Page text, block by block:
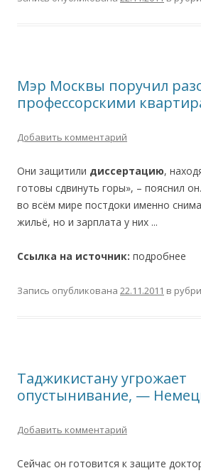
Мэр Москвы поручил
профессорскими
Добавить комментарий
Они защитили диссертацию,
готовы сдвинуть горы», – пояснил
во всём мире постдоки именно
жильё, но и зарплата у них ...
Ссылка на источник: подробнее
Запись опубликована 22.11.2011 в
Таджикистану угрожает
опустынивание, —
Добавить комментарий
Сейчас он готовится к защите